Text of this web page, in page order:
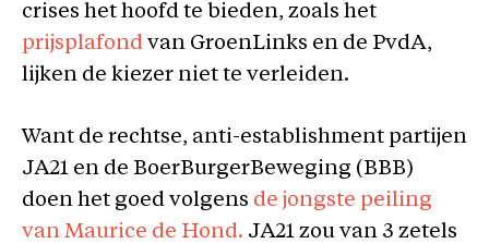
crises het hoofd te bieden, zoals het
prijsplafond van GroenLinks en de PvdA,
lijken de kiezer niet te verleiden.
Want de rechtse, anti-establishment partijen
JA21 en de BoerBurgerBeweging (BBB)
doen het goed volgens de jongste peiling
van Maurice de Hond. JA21 zou van 3 zetels